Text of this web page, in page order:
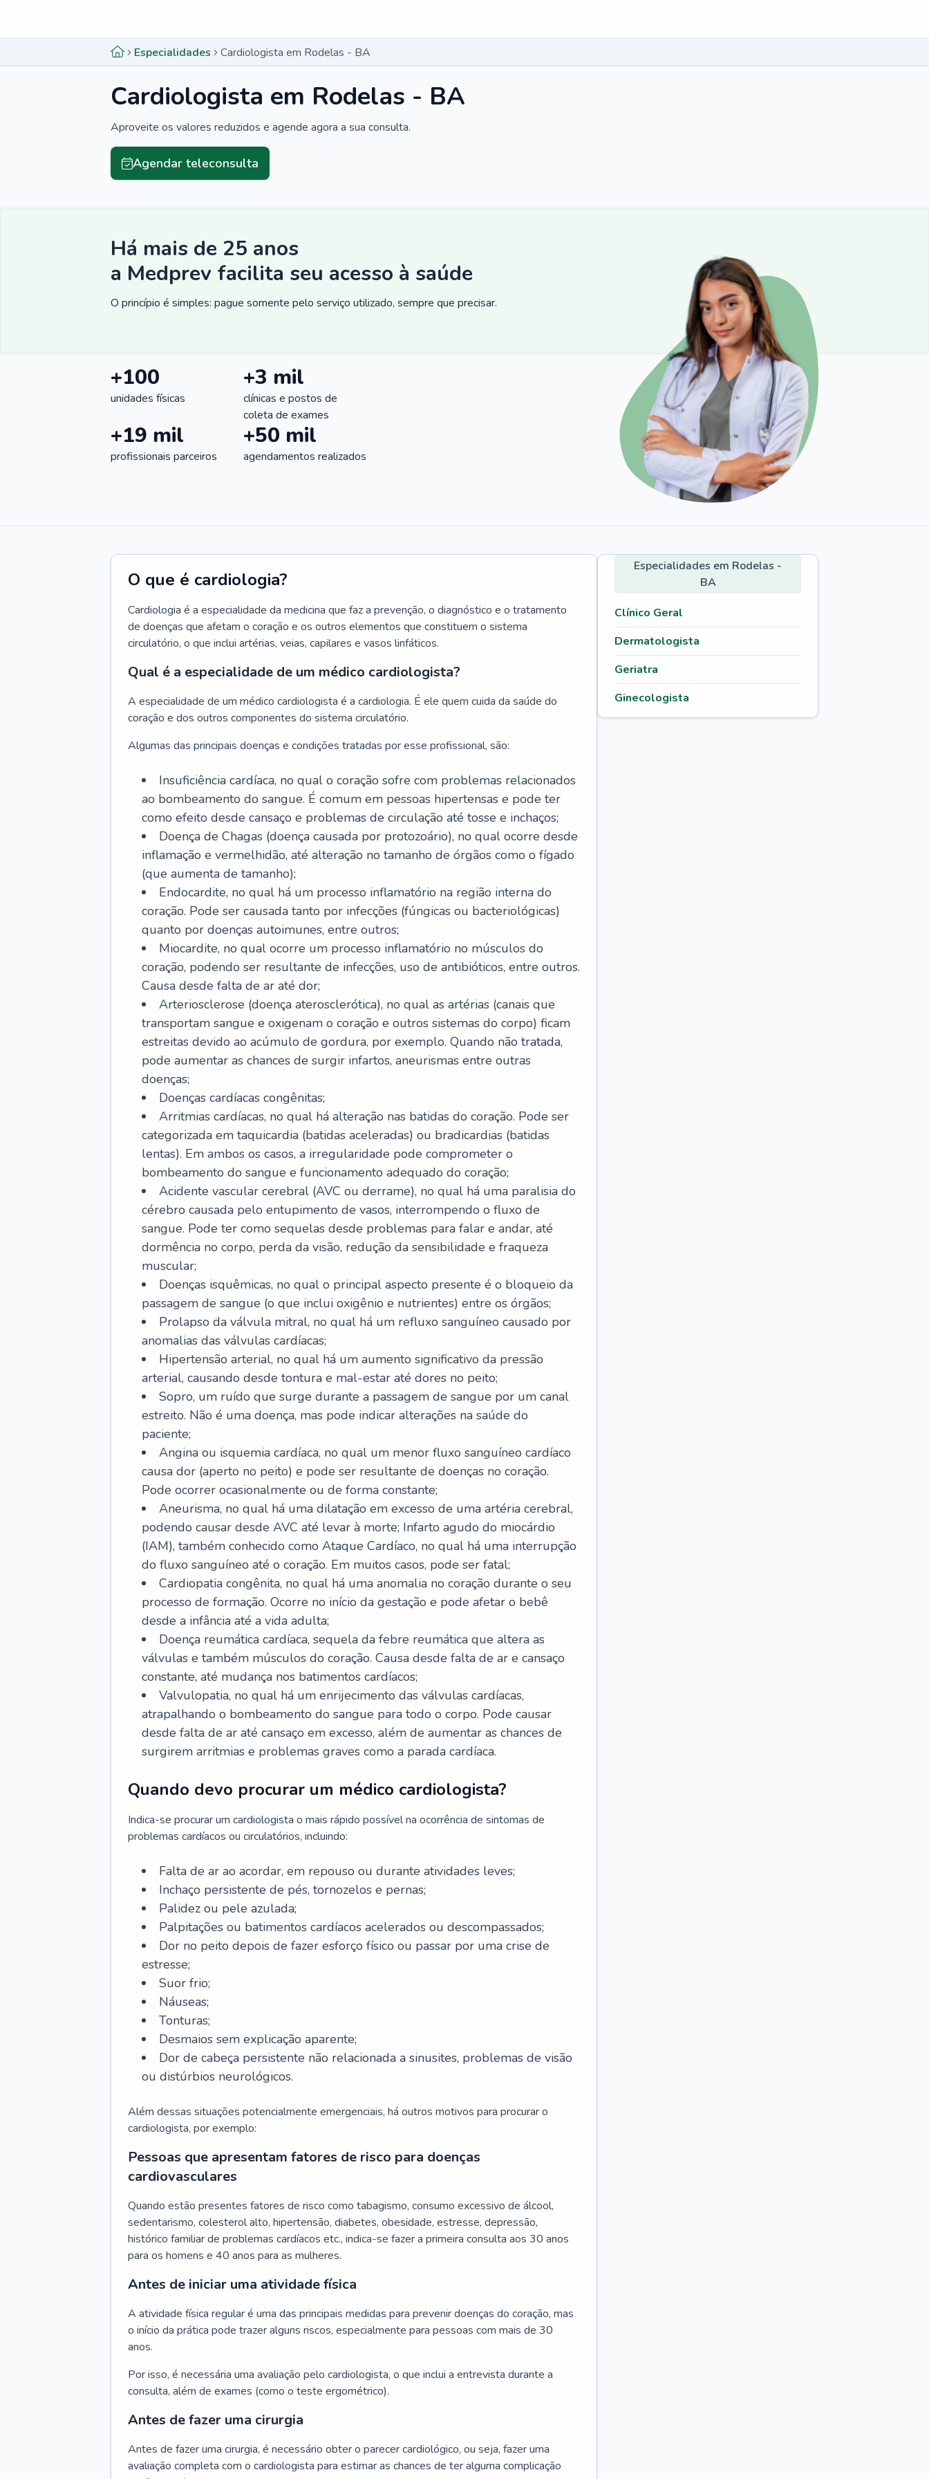
Especialidades Cardiologista em Rodelas - BA
Cardiologista em Rodelas - BA
Aproveite os valores reduzidos e agende agora a sua consulta.
Agendar teleconsulta
Há mais de 25 anos
a Medprev facilita seu acesso à saúde
O princípio é simples: pague somente pelo serviço utilizado, sempre que precisar.
+100
unidades físicas
+3 mil
clínicas e postos de
coleta de exames
+19 mil
profissionais parceiros
+50 mil
agendamentos realizados
O que é cardiologia?
Cardiologia é a especialidade da medicina que faz a prevenção, o diagnóstico e o tratamento
de doenças que afetam o coração e os outros elementos que constituem o sistema
circulatório, o que inclui artérias, veias, capilares e vasos linfáticos.
Qual é a especialidade de um médico cardiologista?
A especialidade de um médico cardiologista é a cardiologia. É ele quem cuida da saúde do
coração e dos outros componentes do sistema circulatório.
Algumas das principais doenças e condições tratadas por esse profissional, são:
Insuficiência cardíaca, no qual o coração sofre com problemas relacionados
ao bombeamento do sangue. É comum em pessoas hipertensas e pode ter
como efeito desde cansaço e problemas de circulação até tosse e inchaços;
Doença de Chagas (doença causada por protozoário), no qual ocorre desde
inflamação e vermelhidão, até alteração no tamanho de órgãos como o fígado
(que aumenta de tamanho);
Endocardite, no qual há um processo inflamatório na região interna do
coração. Pode ser causada tanto por infecções (fúngicas ou bacteriológicas)
quanto por doenças autoimunes, entre outros;
Miocardite, no qual ocorre um processo inflamatório no músculos do
coração, podendo ser resultante de infecções, uso de antibióticos, entre outros.
Causa desde falta de ar até dor;
Arteriosclerose (doença aterosclerótica), no qual as artérias (canais que
transportam sangue e oxigenam o coração e outros sistemas do corpo) ficam
estreitas devido ao acúmulo de gordura, por exemplo. Quando não tratada,
pode aumentar as chances de surgir infartos, aneurismas entre outras
doenças;
Doenças cardíacas congênitas;
Arritmias cardíacas, no qual há alteração nas batidas do coração. Pode ser
categorizada em taquicardia (batidas aceleradas) ou bradicardias (batidas
lentas). Em ambos os casos, a irregularidade pode comprometer o
bombeamento do sangue e funcionamento adequado do coração;
Acidente vascular cerebral (AVC ou derrame), no qual há uma paralisia do
cérebro causada pelo entupimento de vasos, interrompendo o fluxo de
sangue. Pode ter como sequelas desde problemas para falar e andar, até
dormência no corpo, perda da visão, redução da sensibilidade e fraqueza
muscular;
Doenças isquêmicas, no qual o principal aspecto presente é o bloqueio da
passagem de sangue (o que inclui oxigênio e nutrientes) entre os órgãos;
Prolapso da válvula mitral, no qual há um refluxo sanguíneo causado por
anomalias das válvulas cardíacas;
Hipertensão arterial, no qual há um aumento significativo da pressão
arterial, causando desde tontura e mal-estar até dores no peito;
Sopro, um ruído que surge durante a passagem de sangue por um canal
estreito. Não é uma doença, mas pode indicar alterações na saúde do
paciente;
Angina ou isquemia cardíaca, no qual um menor fluxo sanguíneo cardíaco
causa dor (aperto no peito) e pode ser resultante de doenças no coração.
Pode ocorrer ocasionalmente ou de forma constante;
Aneurisma, no qual há uma dilatação em excesso de uma artéria cerebral,
podendo causar desde AVC até levar à morte; Infarto agudo do miocárdio
(IAM), também conhecido como Ataque Cardíaco, no qual há uma interrupção
do fluxo sanguíneo até o coração. Em muitos casos, pode ser fatal;
Cardiopatia congênita, no qual há uma anomalia no coração durante o seu
processo de formação. Ocorre no início da gestação e pode afetar o bebê
desde a infância até a vida adulta;
Doença reumática cardíaca, sequela da febre reumática que altera as
válvulas e também músculos do coração. Causa desde falta de ar e cansaço
constante, até mudança nos batimentos cardíacos;
Valvulopatia, no qual há um enrijecimento das válvulas cardíacas,
atrapalhando o bombeamento do sangue para todo o corpo. Pode causar
desde falta de ar até cansaço em excesso, além de aumentar as chances de
surgirem arritmias e problemas graves como a parada cardíaca.
Quando devo procurar um médico cardiologista?
Indica-se procurar um cardiologista o mais rápido possível na ocorrência de sintomas de
problemas cardíacos ou circulatórios, incluindo:
Falta de ar ao acordar, em repouso ou durante atividades leves;
Inchaço persistente de pés, tornozelos e pernas;
Palidez ou pele azulada;
Palpitações ou batimentos cardíacos acelerados ou descompassados;
Dor no peito depois de fazer esforço físico ou passar por uma crise de
estresse;
Suor frio;
Náuseas;
Tonturas;
Desmaios sem explicação aparente;
Dor de cabeça persistente não relacionada a sinusites, problemas de visão
ou distúrbios neurológicos.
Além dessas situações potencialmente emergenciais, há outros motivos para procurar o
cardiologista, por exemplo:
Pessoas que apresentam fatores de risco para doenças
cardiovasculares
Quando estão presentes fatores de risco como tabagismo, consumo excessivo de álcool,
sedentarismo, colesterol alto, hipertensão, diabetes, obesidade, estresse, depressão,
histórico familiar de problemas cardíacos etc., indica-se fazer a primeira consulta aos 30 anos
para os homens e 40 anos para as mulheres.
Antes de iniciar uma atividade física
A atividade física regular é uma das principais medidas para prevenir doenças do coração, mas
o início da prática pode trazer alguns riscos, especialmente para pessoas com mais de 30
anos.
Por isso, é necessária uma avaliação pelo cardiologista, o que inclui a entrevista durante a
consulta, além de exames (como o teste ergométrico).
Antes de fazer uma cirurgia
Antes de fazer uma cirurgia, é necessário obter o parecer cardiológico, ou seja, fazer uma
avaliação completa com o cardiologista para estimar as chances de ter alguma complicação
Especialidades em Rodelas -
BA
Clínico Geral
Dermatologista
Geriatra
Ginecologista